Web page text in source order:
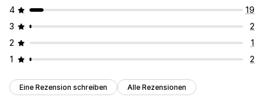
4
19
3
2
2
1
1
2
Eine Rezension schreiben Alle Rezensionen